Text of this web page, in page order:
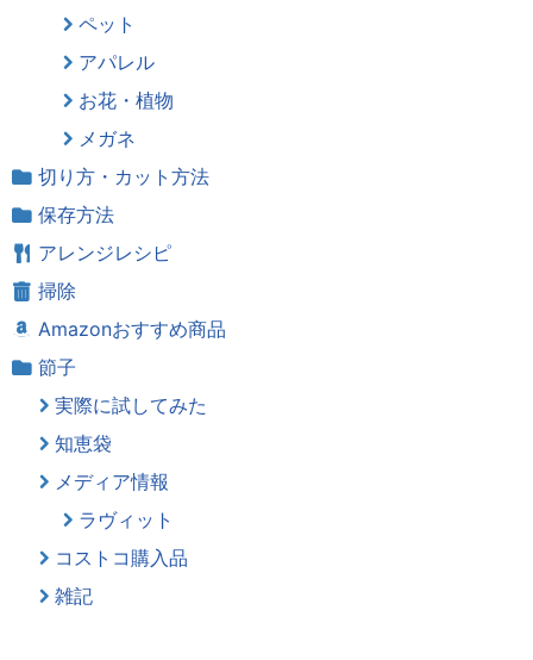
ペット
アパレル
お花・植物
メガネ
切り方・カット方法
保存方法
アレンジレシピ
掃除
Amazonおすすめ商品
節子
実際に試してみた
知恵袋
メディア情報
ラヴィット
コストコ購入品
雑記